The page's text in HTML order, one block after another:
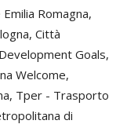
Romagna,
Città
Goals,
Welcome,
Tper - Trasporto
di